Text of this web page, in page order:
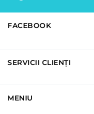
FACEBOOK
SERVICII CLIENȚI
MENIU